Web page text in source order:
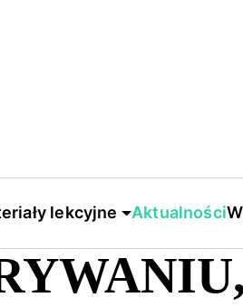
lekcyjne Aktualności